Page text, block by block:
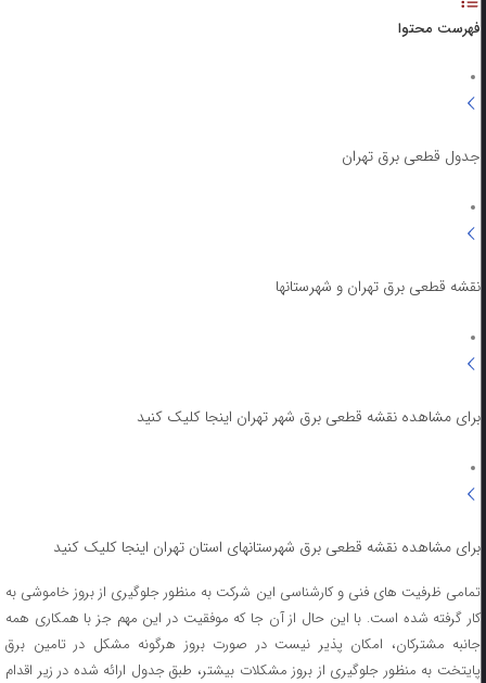
فهرست محتوا
جدول قطعی برق تهران
نقشه قطعی برق تهران و شهرستانها
برای مشاهده نقشه قطعی برق شهر تهران اینجا کلیک کنید
برای مشاهده نقشه قطعی برق شهرستانهای استان تهران اینجا کلیک کنید
تمامی ظرفیت های فنی و کارشناسی این شرکت به منظور جلوگیری از بروز خاموشی به
کار گرفته شده است. با این حال از آن جا که موفقیت در این مهم جز با همکاری همه
جانبه مشترکان، امکان پذیر نیست در صورت بروز هرگونه مشکل در تامین برق
پایتخت به منظور جلوگیری از بروز مشکلات بیشتر، طبق جدول ارائه شده در زیر اقدام